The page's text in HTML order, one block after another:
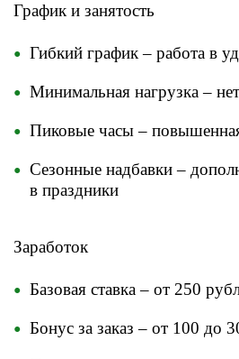
​График и занятость
Гибкий график – работа в
Минимальная нагрузка –
Пиковые часы –
Сезонные надбавки –
в праздники
Заработок
Базовая ставка – от 250
Бонус за заказ – от 100 до